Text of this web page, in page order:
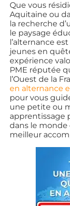
Que vous
Aquitaine ou
la recherche
le paysage
l’alternance
jeunes en
expérience
PME réputée
l’Ouest de la
en alternance
pour vous
une petite ou
apprentissage
dans le monde
meilleur